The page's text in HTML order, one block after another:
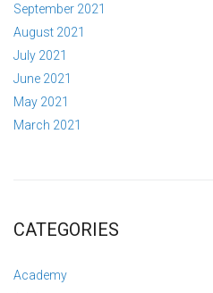
September 2021
August 2021
July 2021
June 2021
May 2021
March 2021
CATEGORIES
Academy